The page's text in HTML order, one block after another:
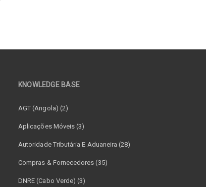
KNOWLEDGE BASE
AGT (Angola) (2)
Aplicações Móveis (3)
Autoridade Tributária E Aduaneira (28)
Compras & Fornecedores (35)
DNRE (Cabo Verde) (3)